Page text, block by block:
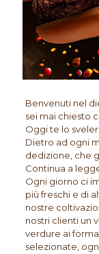
Benvenuti nel
sei mai chiesto
Oggi te lo
Dietro ad ogni
dedizione, che
Continua a
Ogni giorno ci
più freschi e di
nostre
nostri clienti un
verdure ai
selezionate,